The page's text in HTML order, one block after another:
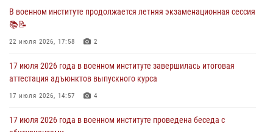
27 июля 2026 года в военном институте поощрены курсанты
27 июля 2026, 10:45
В военном институте продолжается летняя экзаменационная сессия
📚📝
22 июля 2026, 17:58 2
17 июля 2026 года в военном институте завершилась итоговая
аттестация адъюнктов выпускного курса
17 июля 2026, 14:57 4
17 июля 2026 года в военном институте проведена беседа с